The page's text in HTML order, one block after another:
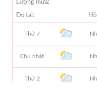
THÔNG BÁO
Lựa Chọn Đơn
Sản Đối Với
01 Biển Số
THÔNG BÁO
Lựa Chọn Đơn
Sản Đối Với Ca
Số KH-0387